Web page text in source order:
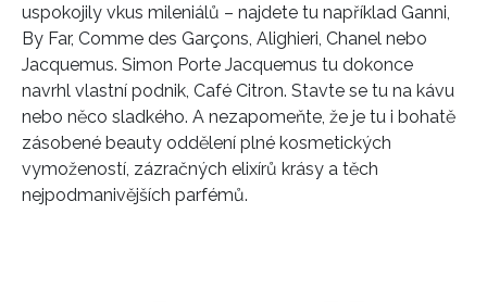
uspokojily vkus mileniálů – najdete tu například Ganni,
By Far, Comme des Garçons, Alighieri, Chanel nebo
Jacquemus. Simon Porte Jacquemus tu dokonce
navrhl vlastní podnik, Café Citron. Stavte se tu na kávu
nebo něco sladkého. A nezapomeňte, že je tu i bohatě
zásobené beauty oddělení plné kosmetických
vymožeností, zázračných elixírů krásy a těch
nejpodmanivějších parfémů.